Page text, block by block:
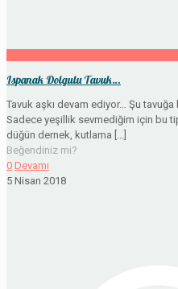
Ispanak Dolgulu Tavuk…
Tavuk aşkı devam ediyor… Şu
Sadece yeşillik sevmediğim için bu
düğün dernek, kutlama […]
Beğendiniz mi?
0 Devamı
5 Nisan 2018